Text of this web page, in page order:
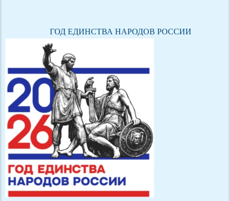
ГОД ЕДИНСТВА НАРОДОВ РОССИИ